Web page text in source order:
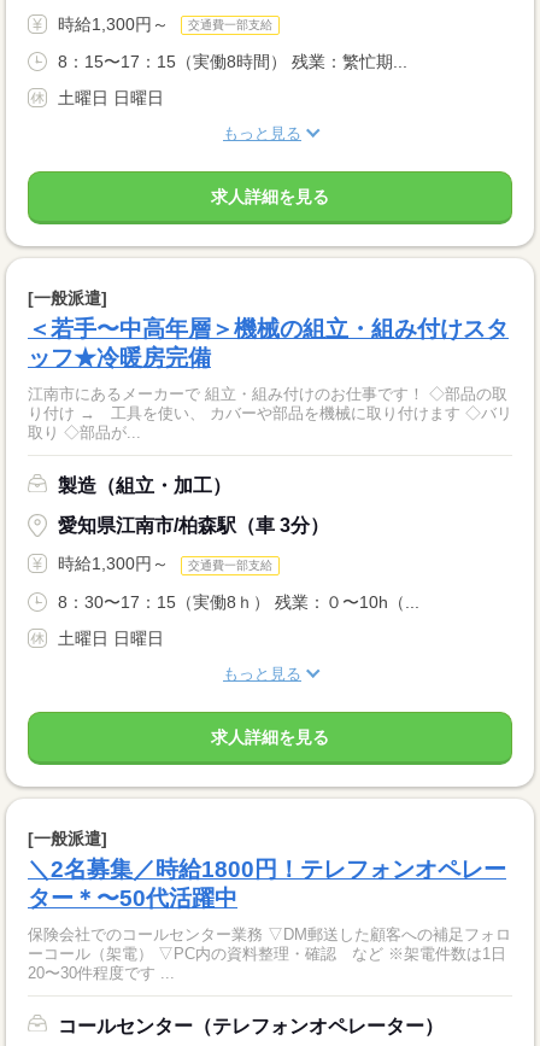
時給1,300円～ 交通費一部支給
8：15〜17：15（実働8時間） 残業：繁忙期...
土曜日 日曜日
もっと見る
求人詳細を見る
[一般派遣]
＜若手〜中高年層＞機械の組立・組み付けスタ
ッフ★冷暖房完備
江南市にあるメーカーで 組立・組み付けのお仕事です！ ◇部品の取
り付け → 工具を使い、 カバーや部品を機械に取り付けます ◇バリ
取り ◇部品が...
製造（組立・加工）
愛知県江南市/柏森駅（車 3分）
時給1,300円～ 交通費一部支給
8：30〜17：15（実働8ｈ） 残業：０〜10h（...
土曜日 日曜日
もっと見る
求人詳細を見る
[一般派遣]
＼2名募集／時給1800円！テレフォンオペレー
ター＊〜50代活躍中
保険会社でのコールセンター業務 ▽DM郵送した顧客への補足フォロ
ーコール（架電） ▽PC内の資料整理・確認 など ※架電件数は1日
20〜30件程度です ...
コールセンター（テレフォンオペレーター）